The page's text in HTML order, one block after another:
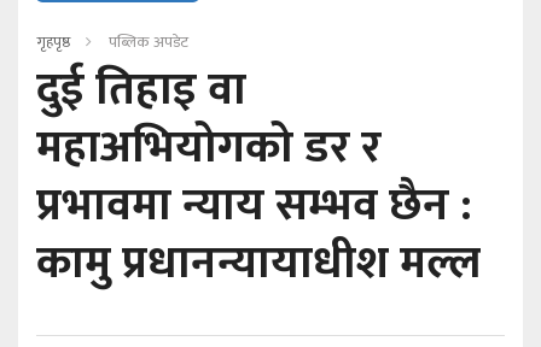
गृहपृष्ठ पब्लिक अपडेट
दुई तिहाइ वा
महाअभियोगको डर र
प्रभावमा न्याय सम्भव छैन :
कामु प्रधानन्यायाधीश मल्ल